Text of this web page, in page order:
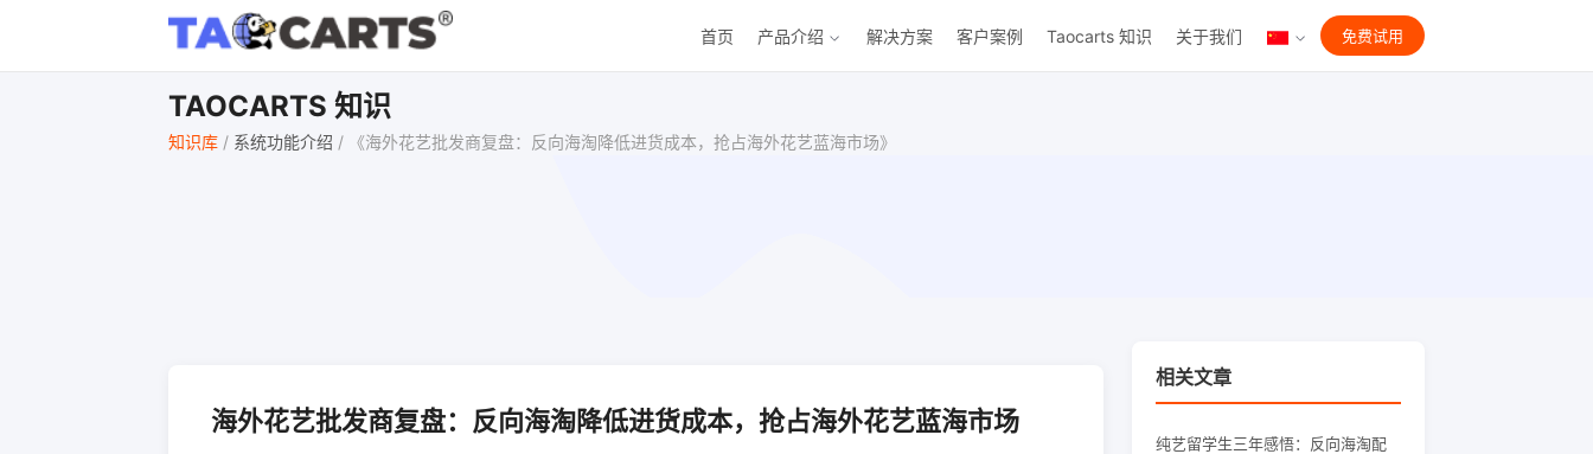
首页 产品介绍 解决方案 客户案例 Taocarts 知识 关于我们 免费试用
TAOCARTS 知识
知识库 / 系统功能介绍 / 《海外花艺批发商复盘：反向海淘降低进货成本，抢占海外花艺蓝海市场》
海外花艺批发商复盘：反向海淘降低进货成本，抢占海外花艺蓝海市场
相关文章
纯艺留学生三年感悟：反向海淘配